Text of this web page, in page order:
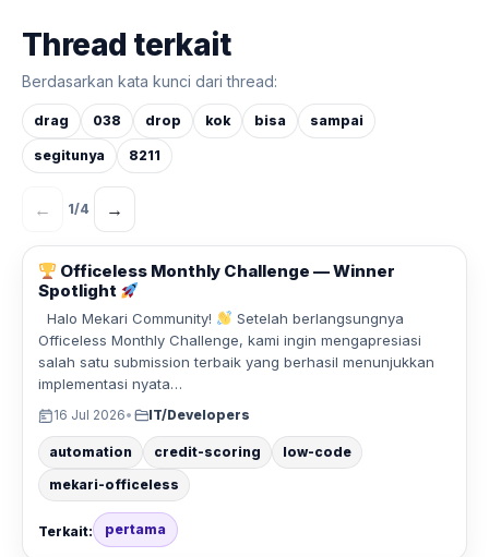
Thread terkait
Berdasarkan kata kunci dari thread:
drag 038 drop kok bisa sampai
segitunya 8211
← 1/4 →
Officeless Monthly Challenge — Winner
Spotlight
Halo Mekari Community!
Setelah berlangsungnya
Officeless Monthly Challenge, kami ingin mengapresiasi
salah satu submission terbaik yang berhasil menunjukkan
implementasi nyata…
16 Jul 2026• IT/Developers
automation credit-scoring
low-code
mekari-officeless
Terkait: pertama